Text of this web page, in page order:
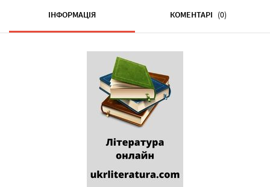
ІНФОРМАЦІЯ КОМЕНТАРІ (0)